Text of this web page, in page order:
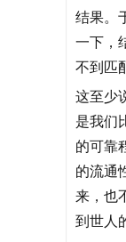
结果。
一下，
不到匹
这至少
是我们
的可靠
的流通
来，也
到世人